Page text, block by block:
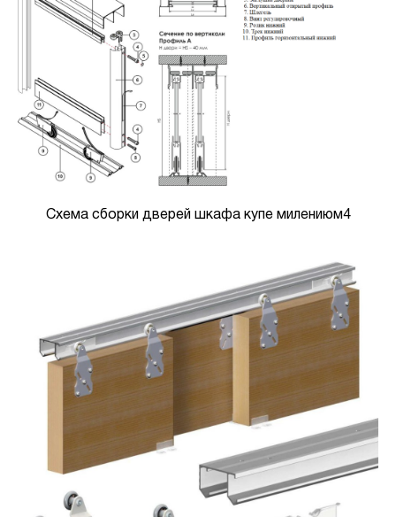
Схема сборки дверей шкафа купе милениюм4